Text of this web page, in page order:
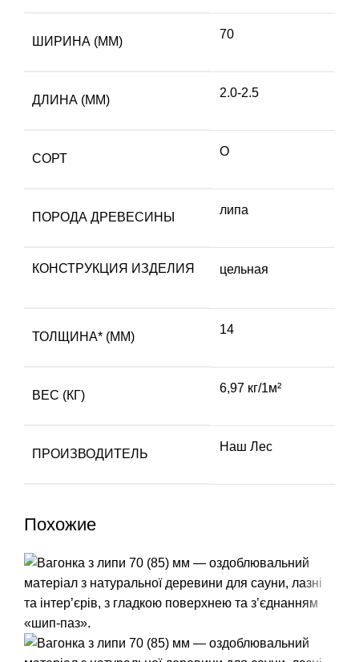
ШИРИНА (ММ)
70
ДЛИНА (ММ)
2.0-2.5
СОРТ
О
ПОРОДА ДРЕВЕСИНЫ
липа
КОНСТРУКЦИЯ ИЗДЕЛИЯ цельная
ТОЛЩИНА* (ММ)
14
ВЕС (КГ)
6,97 кг/1м²
ПРОИЗВОДИТЕЛЬ
Наш Лес
Похожие